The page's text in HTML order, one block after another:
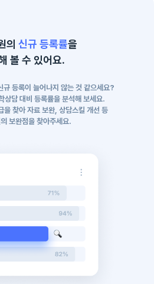
의 신규 등록률을
볼 수 있어요.
규 등록이 늘어나지 않는 것 같으세요?
담 대비 등록률을 분석해 보세요.
을 찾아 자료 보완, 상담스킬 개선 등
보완점을 찾아주세요.